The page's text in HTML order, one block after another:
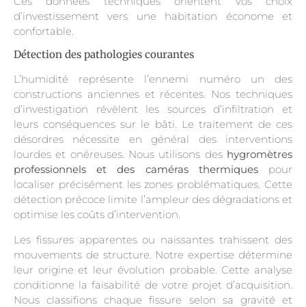
d’investissement vers une habitation économe et
confortable.
Détection des pathologies courantes
L’humidité représente l’ennemi numéro un des
constructions anciennes et récentes. Nos techniques
d’investigation révèlent les sources d’infiltration et
leurs conséquences sur le bâti. Le traitement de ces
désordres nécessite en général des interventions
lourdes et onéreuses. Nous utilisons des hygromètres
professionnels et des caméras thermiquespour
localiser précisément les zones problématiques. Cette
détection précoce limite l’ampleur des dégradations et
optimise les coûts d’intervention.
Les fissures apparentes ou naissantes trahissent des
mouvements de structure. Notre expertise détermine
leur origine et leur évolution probable. Cette analyse
conditionne la faisabilité de votre projet d’acquisition.
Nous classifions chaque fissure selon sa gravité et